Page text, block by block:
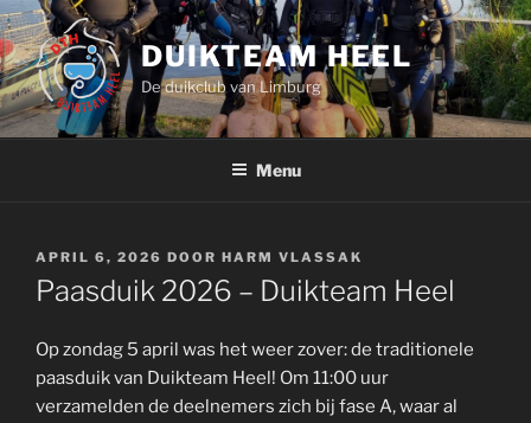
Ga
naar
de
inhoud
DUIKTEAM HEEL
De duikclub van Limburg
Menu
GEPLAATST
OP
APRIL 6, 2026 DOOR HARM VLASSAK
Paasduik 2026 – Duikteam Heel
Op zondag 5 april was het weer zover: de traditionele
paasduik van Duikteam Heel! Om 11:00 uur
verzamelden de deelnemers zich bij fase A, waar al